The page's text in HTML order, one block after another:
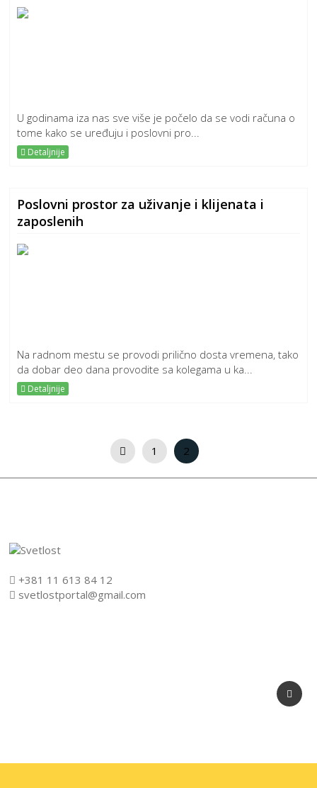
U godinama iza nas sve više je počelo da se vodi računa o
tome kako se uređuju i poslovni pro...
Detaljnije
Poslovni prostor za uživanje i klijenata i
zaposlenih
Na radnom mestu se provodi prilično dosta vremena, tako
da dobar deo dana provodite sa kolegama u ka...
Detaljnije
1 2
+381 11 613 84 12
svetlostportal@gmail.com